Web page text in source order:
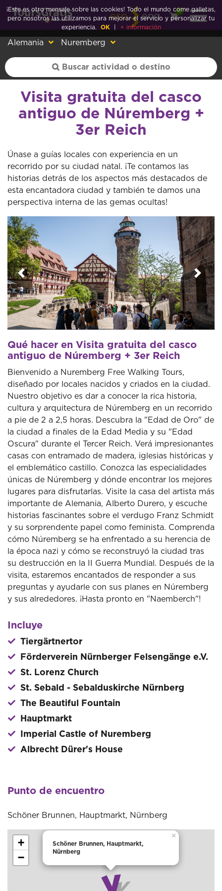
esp eng
0
Alemania Nuremberg
Visita gratuita del casco
antiguo de Núremberg +
3er Reich
Únase a guías locales con experiencia en un
recorrido por su ciudad natal. ¡Te contamos las
historias detrás de los aspectos más destacados de
esta encantadora ciudad y también te damos una
perspectiva interna de las gemas ocultas!
Anterior
Qué hacer en Visita gratuita del casco
antiguo de Núremberg + 3er Reich
Bienvenido a Nuremberg Free Walking Tours,
diseñado por locales nacidos y criados en la ciudad.
Nuestro objetivo es dar a conocer la rica historia,
cultura y arquitectura de Núremberg en un recorrido
a pie de 2 a 2,5 horas. Descubra la "Edad de Oro" de
la ciudad a finales de la Edad Media y su "Edad
Oscura" durante el Tercer Reich. Verá impresionantes
casas con entramado de madera, iglesias históricas y
el emblemático castillo. Conozca las especialidades
únicas de Núremberg y dónde encontrar los mejores
lugares para disfrutarlas. Visite la casa del artista más
importante de Alemania, Alberto Durero, y escuche
historias fascinantes sobre el verdugo Franz Schmidt
y su sorprendente papel como feminista. Comprenda
cómo Núremberg se ha enfrentado a su herencia de
la época nazi y cómo se reconstruyó la ciudad tras
su destrucción en la II Guerra Mundial. Después de la
visita, estaremos encantados de responder a sus
preguntas y ayudarle con sus planes en Núremberg
y sus alrededores. ¡Hasta pronto en "Naemberch"!
Incluye
Tiergärtnertor
Förderverein Nürnberger Felsengänge e.V.
St. Lorenz Church
St. Sebald - Sebalduskirche Nürnberg
The Beautiful Fountain
Hauptmarkt
Imperial Castle of Nuremberg
Albrecht Dürer's House
Punto de encuentro
Schöner Brunnen, Hauptmarkt, Nürnberg
Schöner Brunnen, Hauptmarkt,
Nürnberg
×
+
−
¡Este es otro mensaje sobre las cookies! Todo el mundo come galletas,
pero nosotros las utilizamos para mejorar el servicio y personalizar tu
experiencia.
OK + información